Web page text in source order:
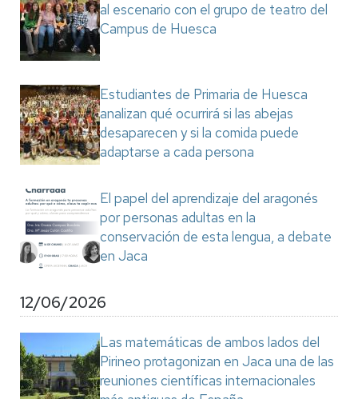
al escenario con el grupo de teatro del
Campus de Huesca
Estudiantes de Primaria de Huesca
analizan qué ocurrirá si las abejas
desaparecen y si la comida puede
adaptarse a cada persona
El papel del aprendizaje del aragonés
por personas adultas en la
conservación de esta lengua, a debate
en Jaca
12/06/2026
Las matemáticas de ambos lados del
Pirineo protagonizan en Jaca una de las
reuniones científicas internacionales